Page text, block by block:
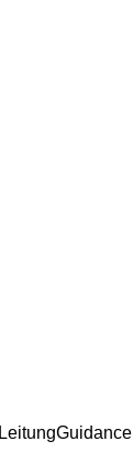
LeitungGuidance